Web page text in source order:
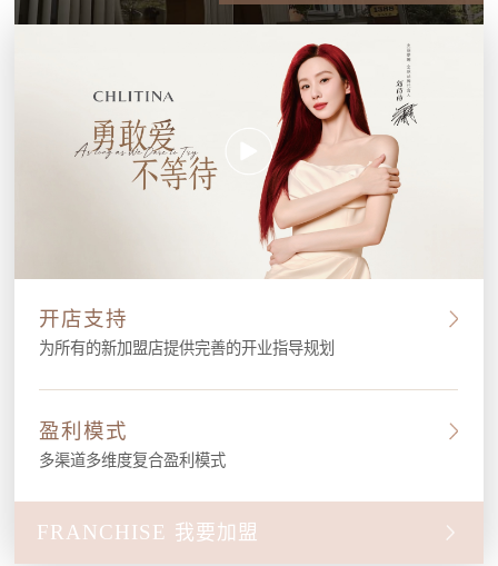
开店支持
为所有的新加盟店提供完善的开业指导规划
盈利模式
多渠道多维度复合盈利模式
FRANCHISE 我要加盟